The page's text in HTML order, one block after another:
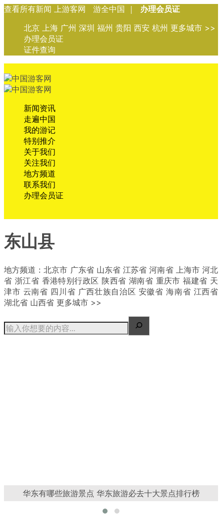
查看所有新闻 上游客网 游全中国 ｜
办理会员证
北京 上海 广州 深圳 福州 贵阳 西安 杭州 更多城市 >>
办理会员证
证件查询
新闻资讯
走遍中国
我的游记
特别推介
关于我们
关注我们
地方频道
联系我们
办理会员证
东山县
地方频道：北京市 广东省 山东省 江苏省 河南省 上海市 河北
省 浙江省 香港特别行政区 陕西省 湖南省 重庆市 福建省 天
津市 云南省 四川省 广西壮族自治区 安徽省 海南省 江西省
湖北省 山西省 更多城市 >>
华东有哪些旅游景点 华东旅游必去十大景点排行榜